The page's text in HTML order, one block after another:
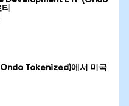
Tokenized)에서 미국